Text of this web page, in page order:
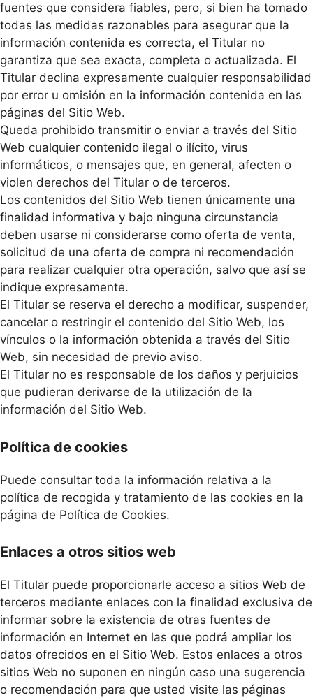
fuentes que considera fiables, pero, si bien ha tomado
todas las medidas razonables para asegurar que la
información contenida es correcta, el Titular no
garantiza que sea exacta, completa o actualizada. El
Titular declina expresamente cualquier responsabilidad
por error u omisión en la información contenida en las
páginas del Sitio Web.
Queda prohibido transmitir o enviar a través del Sitio
Web cualquier contenido ilegal o ilícito, virus
informáticos, o mensajes que, en general, afecten o
violen derechos del Titular o de terceros.
Los contenidos del Sitio Web tienen únicamente una
finalidad informativa y bajo ninguna circunstancia
deben usarse ni considerarse como oferta de venta,
solicitud de una oferta de compra ni recomendación
para realizar cualquier otra operación, salvo que así se
indique expresamente.
El Titular se reserva el derecho a modificar, suspender,
cancelar o restringir el contenido del Sitio Web, los
vínculos o la información obtenida a través del Sitio
Web, sin necesidad de previo aviso.
El Titular no es responsable de los daños y perjuicios
que pudieran derivarse de la utilización de la
información del Sitio Web.
Política de cookies
Puede consultar toda la información relativa a la
política de recogida y tratamiento de las cookies en la
página de Política de Cookies.
Enlaces a otros sitios web
El Titular puede proporcionarle acceso a sitios Web de
terceros mediante enlaces con la finalidad exclusiva de
informar sobre la existencia de otras fuentes de
información en Internet en las que podrá ampliar los
datos ofrecidos en el Sitio Web. Estos enlaces a otros
sitios Web no suponen en ningún caso una sugerencia
o recomendación para que usted visite las páginas